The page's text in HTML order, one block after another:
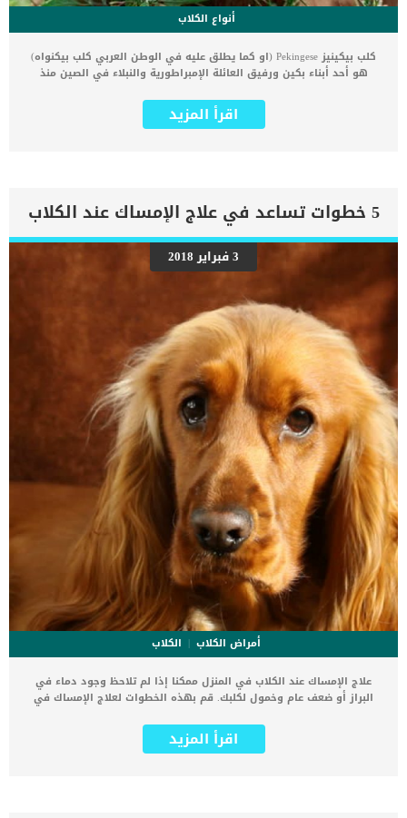
أنواع الكلاب
كلب بيكينيز Pekingese (او كما يطلق عليه في الوطن العربي كلب بيكنواه)
هو أحد أبناء بكين ورفيق العائلة الإمبراطورية والنبلاء في الصين منذ
وانواعه وطرق الأهتمام به. ليس من الغريب أن كلب البكينيز له مكانة
مرموقة بين السلالات رغم صغر حجمه، وذلك نظرًا لتاريخه المشرف مع
عظمة وفخر، فإنه يدرك جيدًا أن أسلافه كانوا رفقاء الملوك والنبلاء. يعلم
كلب البيكينيز من هو ومدى اهميته وعظمة سلالته، وبالتالي يحب أن
يعامله من حوله بكل تقدير وحب واحترام. تتميز هذه السلالة بأنهم أذكياء
للغاية، ولذلك فتدريبهم يعتبر تحديا لك، لأنهم يعتبرون أنفسهم مسؤولين
عن أي موقف، لذا يجب عليك إقناعهم بأنك المسؤول وأن القيام بما تريد
هو لصالحهم. لا يستجيب البيكنواه للتدريب الصارم والمنضبط ويمكن أن
يتسبب في أن يصبحوا عدوانيين وربما يلجؤون للعض. لكن على الرغم من
ذلك فهو كلب محب للغاية لعائلاته ولكن بمعزل عن الغرباء، وهذه الخاصية
تجعله كلب حراسة ممتاز. […]
اقرأ المزيد
5 خطوات تساعد في علاج الإمساك عند الكلاب
3 فبراير 2018
أمراض الكلاب
الكلاب
علاج الإمساك عند الكلاب في المنزل ممكنا إذا لم تلاحظ وجود دماء في
البراز أو ضعف عام وخمول لكلبك. قم بهذه الخطوات لعلاج الإمساك في
يقوم بإخراج البراز بعد معاناة مع وجود براز صلب فإن هذا ما يعرف بحالة
الإمساك عند الكلاب وهذا هو تعريف الإمساك بشكل عام. الامساك عند
اقرأ المزيد